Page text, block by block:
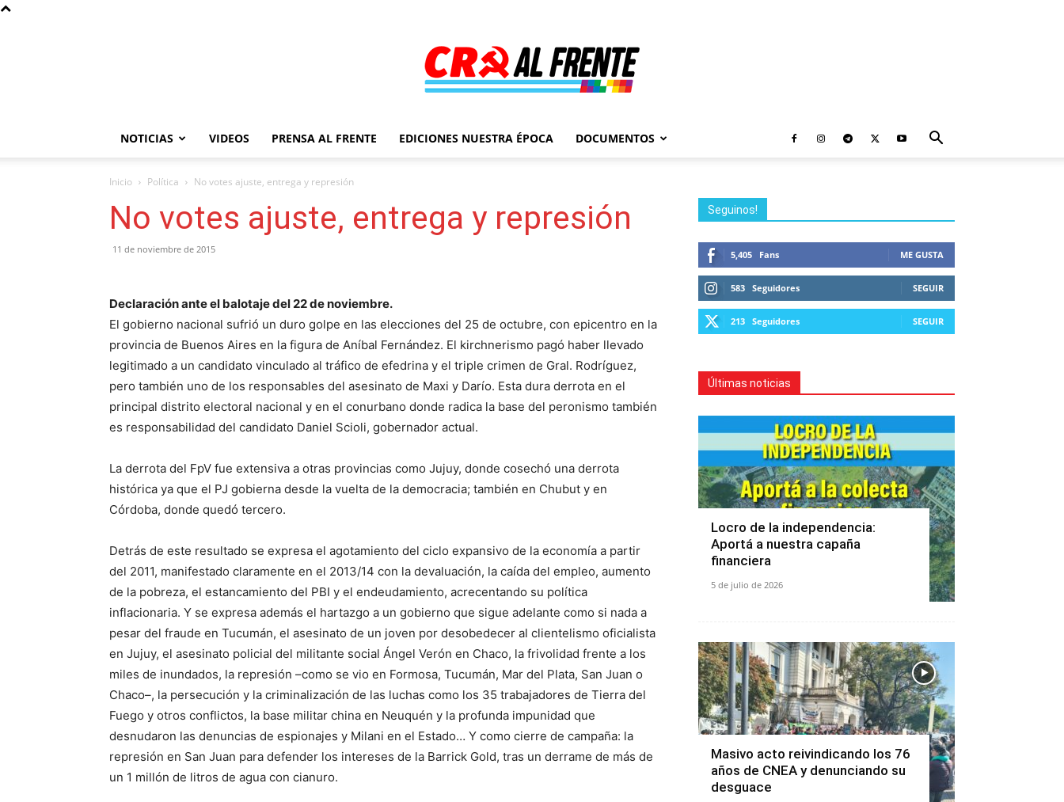
Al
–
NOTICIAS VIDEOS PRENSA AL FRENTE EDICIONES NUESTRA ÉPOCA DOCUMENTOS
Inicio Política No votes ajuste, entrega y represión
No votes ajuste, entrega y represión
11 de noviembre de 2015
Declaración ante el balotaje del 22 de noviembre.
El gobierno nacional sufrió un duro golpe en las elecciones del 25 de octubre, con epicentro en la
provincia de Buenos Aires en la figura de Aníbal Fernández. El kirchnerismo pagó haber llevado
legitimado a un candidato vinculado al tráfico de efedrina y el triple crimen de Gral. Rodríguez,
pero también uno de los responsables del asesinato de Maxi y Darío. Esta dura derrota en el
principal distrito electoral nacional y en el conurbano donde radica la base del peronismo también
es responsabilidad del candidato Daniel Scioli, gobernador actual.
La derrota del FpV fue extensiva a otras provincias como Jujuy, donde cosechó una derrota
histórica ya que el PJ gobierna desde la vuelta de la democracia; también en Chubut y en
Córdoba, donde quedó tercero.
Detrás de este resultado se expresa el agotamiento del ciclo expansivo de la economía a partir
del 2011, manifestado claramente en el 2013/14 con la devaluación, la caída del empleo, aumento
de la pobreza, el estancamiento del PBI y el endeudamiento, acrecentando su política
inflacionaria. Y se expresa además el hartazgo a un gobierno que sigue adelante como si nada a
pesar del fraude en Tucumán, el asesinato de un joven por desobedecer al clientelismo oficialista
en Jujuy, el asesinato policial del militante social Ángel Verón en Chaco, la frivolidad frente a los
miles de inundados, la represión –como se vio en Formosa, Tucumán, Mar del Plata, San Juan o
Chaco–, la persecución y la criminalización de las luchas como los 35 trabajadores de Tierra del
Fuego y otros conflictos, la base militar china en Neuquén y la profunda impunidad que
desnudaron las denuncias de espionajes y Milani en el Estado… Y como cierre de campaña: la
represión en San Juan para defender los intereses de la Barrick Gold, tras un derrame de más de
un 1 millón de litros de agua con cianuro.
Seguinos!
5,405 Fans ME GUSTA
583 Seguidores SEGUIR
213 Seguidores SEGUIR
Últimas noticias
Locro de la independencia:
Aportá a nuestra capaña
financiera
5 de julio de 2026
Masivo acto reivindicando los 76
años de CNEA y denunciando su
desguace